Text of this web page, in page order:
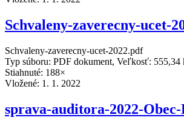
Schvaleny-zaverecny-ucet-
Schvaleny-zaverecny-ucet-2022.pdf
Typ súboru: PDF dokument, Veľkosť: 555,34
Stiahnuté: 188×
Vložené: 1. 1. 2022
sprava-auditora-2022-